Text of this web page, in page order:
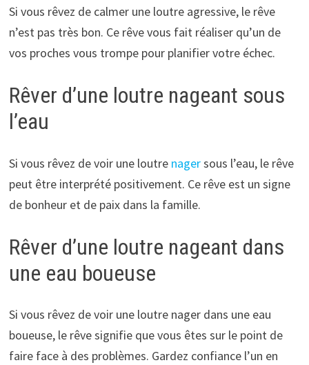
Si vous rêvez de calmer une loutre agressive, le rêve
n’est pas très bon. Ce rêve vous fait réaliser qu’un de
vos proches vous trompe pour planifier votre échec.
Rêver d’une loutre nageant sous
l’eau
Si vous rêvez de voir une loutre nagersous l’eau, le rêve
peut être interprété positivement. Ce rêve est un signe
de bonheur et de paix dans la famille.
Rêver d’une loutre nageant dans
une eau boueuse
Si vous rêvez de voir une loutre nager dans une eau
boueuse, le rêve signifie que vous êtes sur le point de
faire face à des problèmes. Gardez confiance l’un en